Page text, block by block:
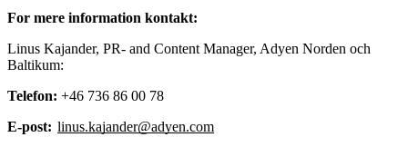
For mere information kontakt:
Linus Kajander, PR- and Content Manager, Adyen Norden och
Baltikum:
Telefon: +46 736 86 00 78
E-post: linus.kajander@adyen.com